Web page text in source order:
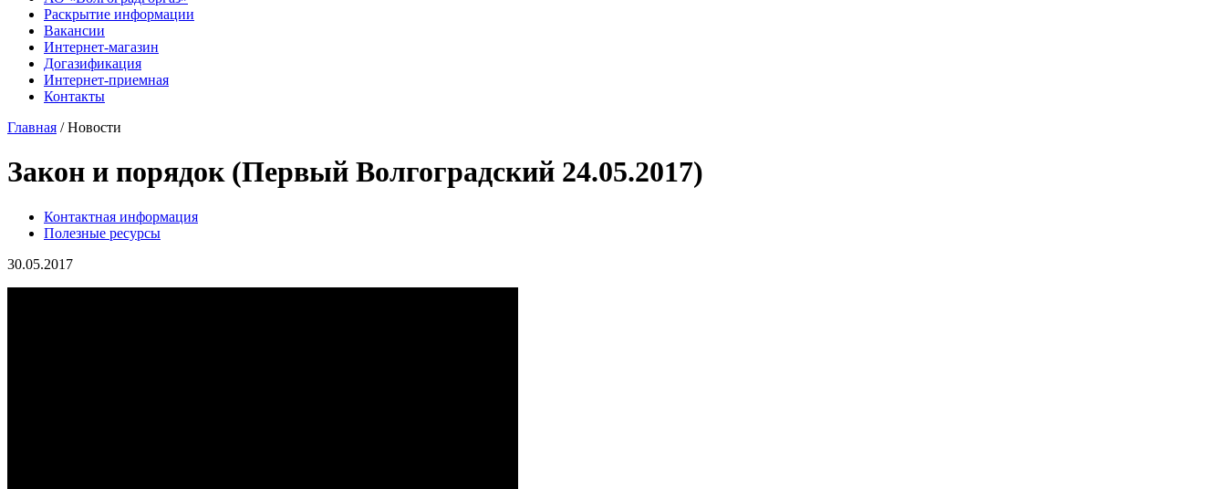
Раскрытие информации
Вакансии
Интернет-магазин
Догазификация
Интернет-приемная
Контакты
Главная / Новости
Закон и порядок (Первый Волгоградский 24.05.2017)
Контактная информация
Полезные ресурсы
30.05.2017